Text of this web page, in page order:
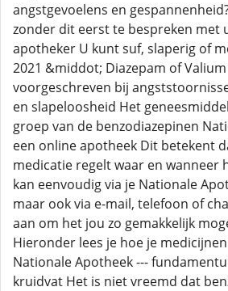
angstgevoelens en
zonder dit eerst te bespreken met
apotheker U kunt suf, slaperig of
2021 &middot; Diazepam of
voorgeschreven bij
en slapeloosheid Het
groep van de benzodiazepinen
een online apotheek Dit betekent
medicatie regelt waar en wanneer
kan eenvoudig via je Nationale
maar ook via e-mail, telefoon of
aan om het jou zo gemakkelijk
Hieronder lees je hoe je
Nationale Apotheek ---
kruidvat Het is niet vreemd dat